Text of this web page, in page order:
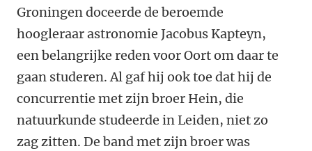
Groningen doceerde de beroemde
hoogleraar astronomie Jacobus Kapteyn,
een belangrijke reden voor Oort om daar te
gaan studeren. Al gaf hij ook toe dat hij de
concurrentie met zijn broer Hein, die
natuurkunde studeerde in Leiden, niet zo
zag zitten. De band met zijn broer was